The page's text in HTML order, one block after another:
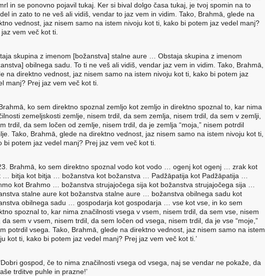
in se ponovno pojavil tukaj. Ker si bival dolgo časa tukaj, je tvoj spomin na to
in zato to ne veš ali vidiš, vendar to jaz vem in vidim. Tako, Brahmā, glede na
vednost, jaz nisem samo na istem nivoju kot ti, kako bi potem jaz vedel manj?
jaz vem več kot ti.
skupina z imenom [božanstva] stalne aure … Obstaja skupina z imenom
obilnega sadu. To ti ne veš ali vidiš, vendar jaz vem in vidim. Tako, Brahmā,
na direktno vednost, jaz nisem samo na istem nivoju kot ti, kako bi potem jaz
manj? Prej jaz vem več kot ti.
ko sem direktno spoznal zemljo kot zemljo in direktno spoznal to, kar nima
zemeljskosti zemlje, nisem trdil, da sem zemlja, nisem trdil, da sem v zemlji,
trdil, da sem ločen od zemlje, nisem trdil, da je zemlja “moja,” nisem potrdil
Tako, Brahmā, glede na direktno vednost, jaz nisem samo na istem nivoju kot ti,
bi potem jaz vedel manj? Prej jaz vem več kot ti.
Brahmā, ko sem direktno spoznal vodo kot vodo … ogenj kot ogenj … zrak kot
… bitja kot bitja … božanstva kot božanstva … Padžāpatija kot Padžāpatija …
kot Brahmo … božanstva strujajočega sija kot božanstva strujajočega sija …
stalne aure kot božanstva stalne aure … božanstva obilnega sadu kot
obilnega sadu … gospodarja kot gospodarja … vse kot vse, in ko sem
spoznal to, kar nima značilnosti vsega v vsem, nisem trdil, da sem vse, nisem
da sem v vsem, nisem trdil, da sem ločen od vsega, nisem trdil, da je vse “moje,”
potrdil vsega. Tako, Brahmā, glede na direktno vednost, jaz nisem samo na istem
kot ti, kako bi potem jaz vedel manj? Prej jaz vem več kot ti.’
gospod, če to nima značilnosti vsega od vsega, naj se vendar ne pokaže, da
trditve puhle in prazne!’